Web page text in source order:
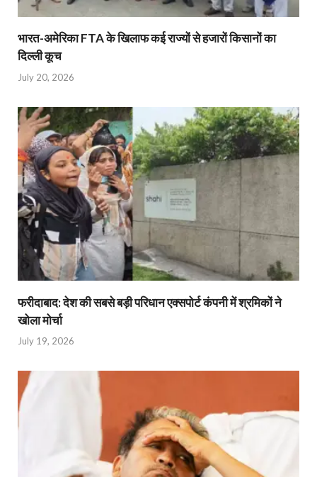
भारत-अमेरिका FTA के खिलाफ कई राज्यों से हजारों किसानों का
दिल्ली कूच
July 20, 2026
फरीदाबाद: देश की सबसे बड़ी परिधान एक्सपोर्ट कंपनी में श्रमिकों ने
खोला मोर्चा
July 19, 2026